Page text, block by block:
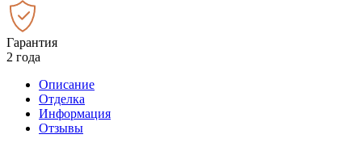
Гарантия
2 года
Описание
Отделка
Информация
Отзывы